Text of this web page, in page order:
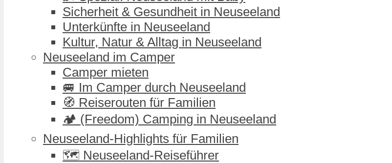
Sicherheit & Gesundheit in Neuseeland
Unterkünfte in Neuseeland
Kultur, Natur & Alltag in Neuseeland
Neuseeland im Camper
Camper mieten
🚐 Im Camper durch Neuseeland
🧭 Reiserouten für Familien
🏕️ (Freedom) Camping in Neuseeland
Neuseeland-Highlights für Familien
🗺️ Neuseeland-Reiseführer